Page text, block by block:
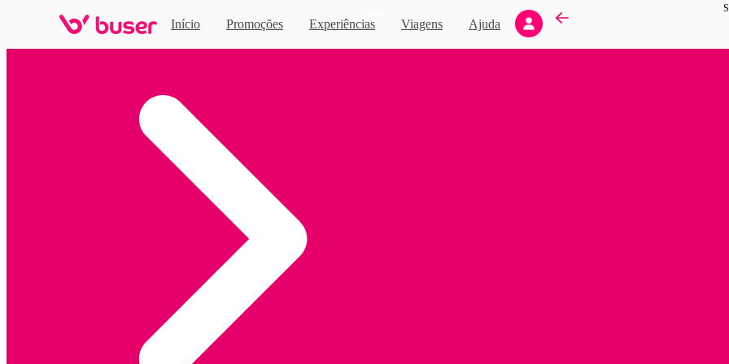
Início Promoções Experiências Viagens Ajuda